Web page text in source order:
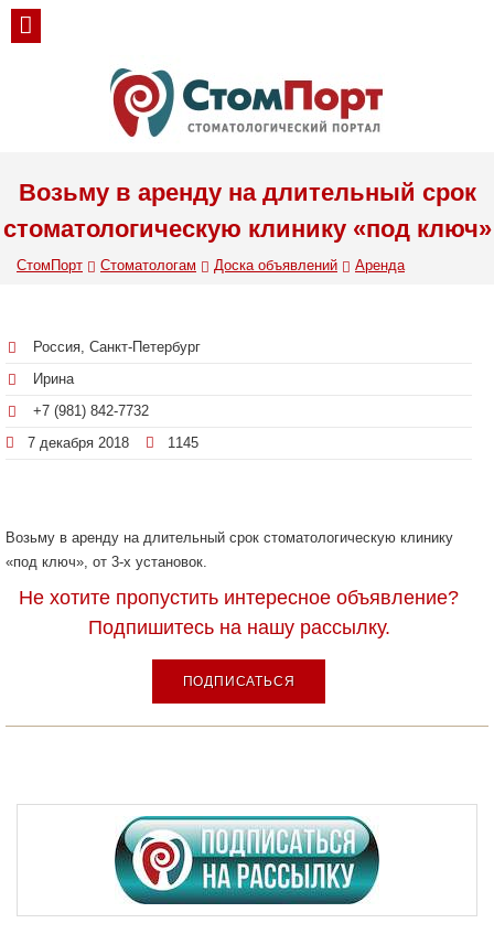
Возьму в аренду на длительный срок
стоматологическую клинику «под ключ»
СтомПорт Стоматологам Доска объявлений Аренда
Россия, Санкт-Петербург
Ирина
+7 (981) 842-7732
7 декабря 2018
1145
Возьму в аренду на длительный срок стоматологическую клинику
«под ключ», от 3-х установок.
Не хотите пропустить интересное объявление?
Подпишитесь на нашу рассылку.
ПОДПИСАТЬСЯ